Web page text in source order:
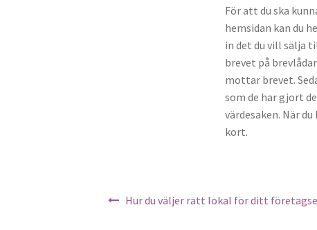
För att du ska
hemsidan kan du
in det du vill sälja
brevet på
mottar brevet.
som de har gjort
värdesaken. När
kort.
Hur du väljer rätt lokal för ditt